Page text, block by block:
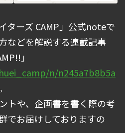
ターズ CAMP」公式noteで
などを解説する連載記事
」
n/n245a7b8b5a
トや、企画書を書く際の考
でお届けしておりますの